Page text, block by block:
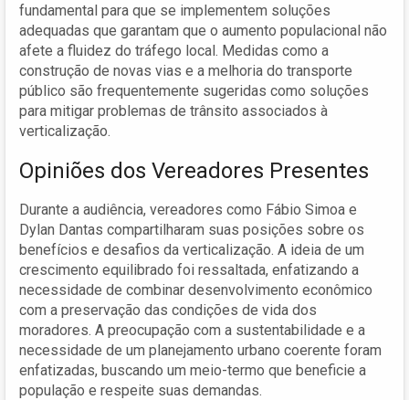
fundamental para que se implementem soluções
adequadas que garantam que o aumento populacional não
afete a fluidez do tráfego local. Medidas como a
construção de novas vias e a melhoria do transporte
público são frequentemente sugeridas como soluções
para mitigar problemas de trânsito associados à
verticalização.
Opiniões dos Vereadores Presentes
Durante a audiência, vereadores como Fábio Simoa e
Dylan Dantas compartilharam suas posições sobre os
benefícios e desafios da verticalização. A ideia de um
crescimento equilibrado foi ressaltada, enfatizando a
necessidade de combinar desenvolvimento econômico
com a preservação das condições de vida dos
moradores. A preocupação com a sustentabilidade e a
necessidade de um planejamento urbano coerente foram
enfatizadas, buscando um meio-termo que beneficie a
população e respeite suas demandas.